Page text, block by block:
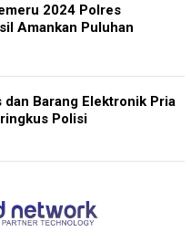
2024 Polres
Amankan Puluhan
dan Barang Elektronik Pria
Polisi